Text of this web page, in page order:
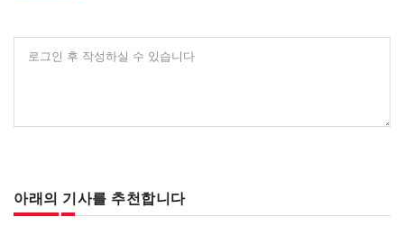
로그인 후 작성하실 수 있습니다
아래의 기사를 추천합니다